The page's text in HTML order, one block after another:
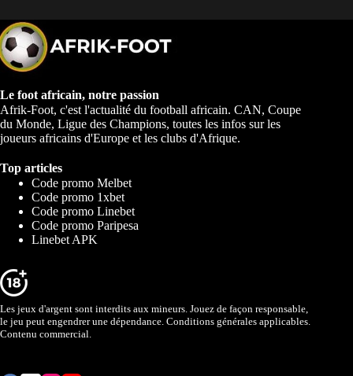
Le foot africain, notre passion
Afrik-Foot, c'est l'actualité du football africain. CAN, Coupe
du Monde, Ligue des Champions, toutes les infos sur les
joueurs africains d'Europe et les clubs d'Afrique.
Top articles
Code promo Melbet
Code promo 1xbet
Code promo Linebet
Code promo Paripesa
Linebet APK
Les jeux d'argent sont interdits aux mineurs. Jouez de façon responsable,
le jeu peut engendrer une dépendance. Conditions générales applicables.
Contenu commercial.